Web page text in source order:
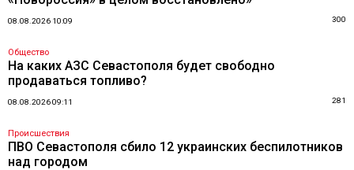
08.08.2026 10:09 300
Общество
На каких АЗС Севастополя будет свободно
продаваться топливо?
08.08.2026 09:11 281
Происшествия
ПВО Севастополя сбило 12 украинских беспилотников
над городом